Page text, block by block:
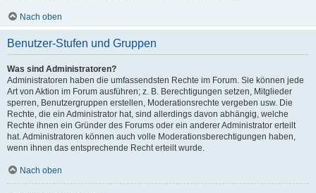
Nach oben
Benutzer-Stufen und Gruppen
Was sind Administratoren?
Administratoren haben die umfassendsten Rechte im Forum. Sie können jede
Art von Aktion im Forum ausführen; z. B. Berechtigungen setzen, Mitglieder
sperren, Benutzergruppen erstellen, Moderationsrechte vergeben usw. Die
Rechte, die ein Administrator hat, sind allerdings davon abhängig, welche
Rechte ihnen ein Gründer des Forums oder ein anderer Administrator erteilt
hat. Administratoren können auch volle Moderationsberechtigungen haben,
wenn ihnen das entsprechende Recht erteilt wurde.
Nach oben